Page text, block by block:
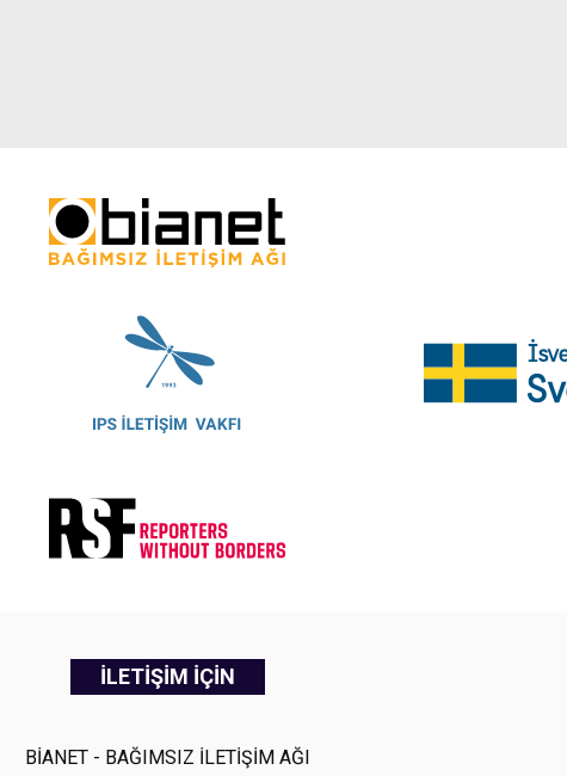
İLETİŞİM İÇİN
BİANET - BAĞIMSIZ İLETİŞİM AĞI